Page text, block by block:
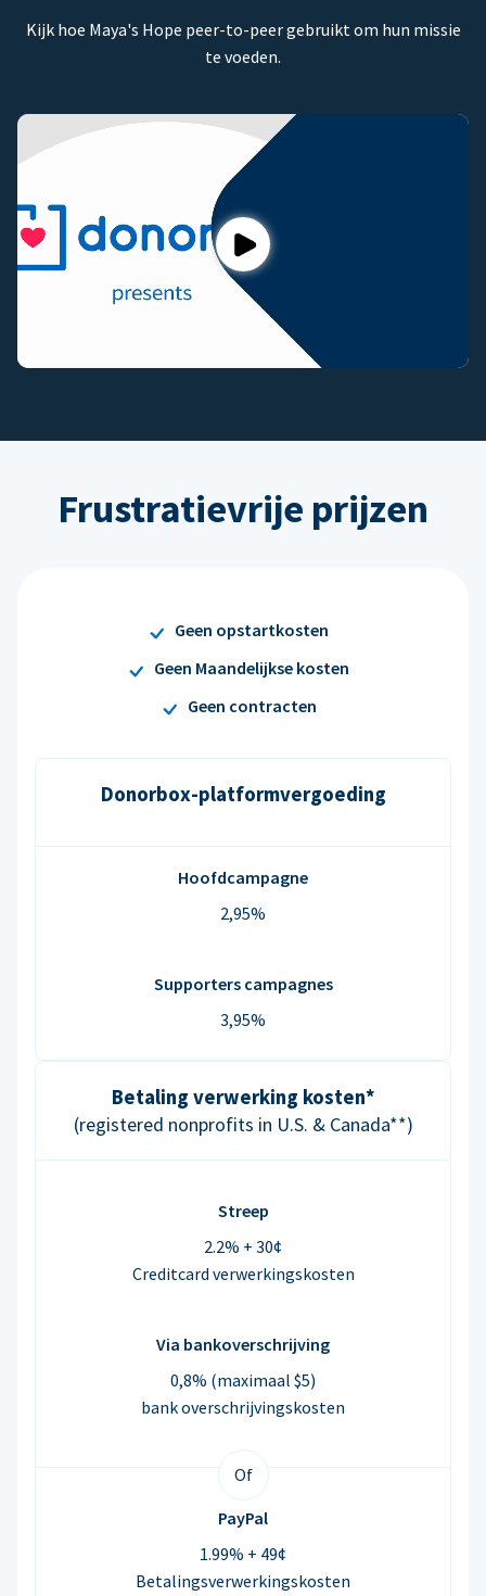
Kijk hoe Maya's Hope peer-to-peer gebruikt om hun missie
te voeden.
Play
Frustratievrije prijzen
Geen opstartkosten
Geen Maandelijkse kosten
Geen contracten
Donorbox-platformvergoeding
Hoofdcampagne
2,95%
Supporters campagnes
3,95%
Betaling verwerking kosten*
(registered nonprofits in U.S. & Canada**)
Streep
2.2% + 30¢
Creditcard verwerkingskosten
Via bankoverschrijving
0,8% (maximaal $5)
bank overschrijvingskosten
Of
PayPal
1.99% + 49¢
Betalingsverwerkingskosten